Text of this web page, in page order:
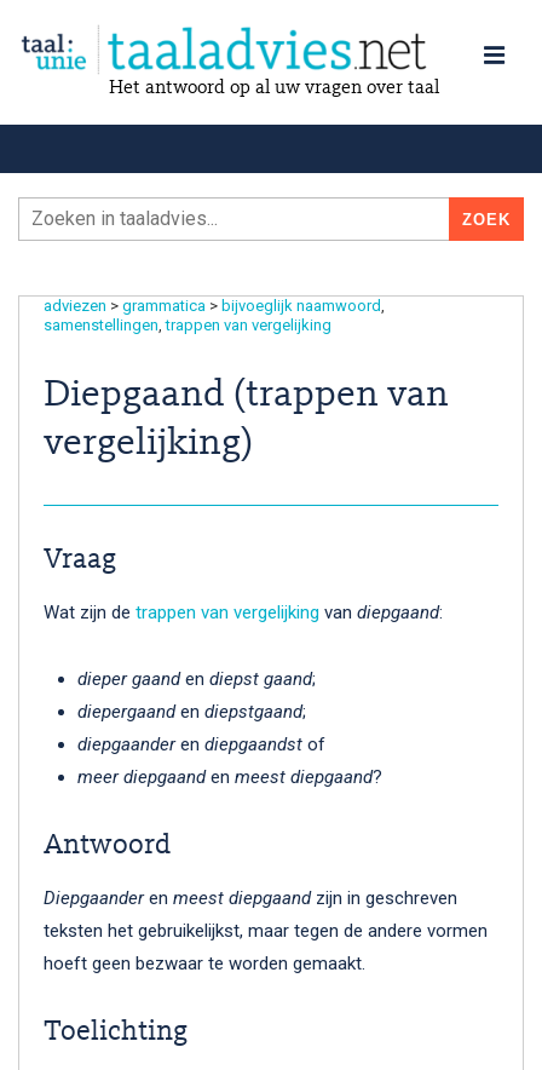
Het antwoord op al uw vragen over taal
adviezen > grammatica > bijvoeglijk naamwoord
samenstellingen trappen van vergelijking
Diepgaand (trappen van
vergelijking)
Vraag
Wat zijn de trappen van vergelijking van diepgaand:
dieper gaanden diepst gaand;
diepergaanden diepstgaand;
diepgaanderen diepgaandst of
meer diepgaanden meest diepgaand?
Antwoord
Diepgaanderen meest diepgaand zijn in geschreven
teksten het gebruikelijkst, maar tegen de andere vormen
hoeft geen bezwaar te worden gemaakt.
Toelichting